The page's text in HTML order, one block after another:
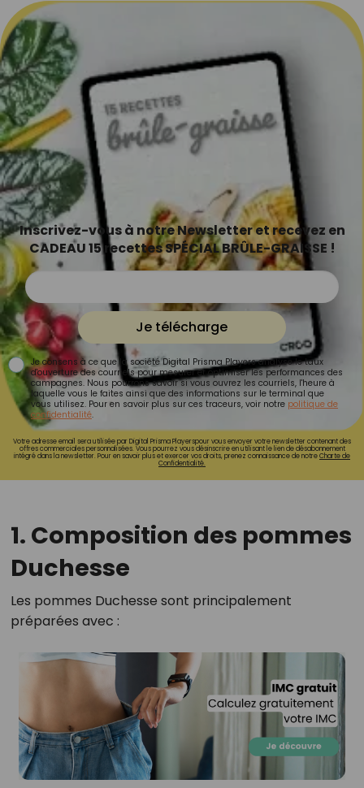
Inscrivez-vous à notre Newsletter et recevez en
CADEAU 15 recettes SPÉCIAL BRÛLE-GRAISSE !
Je télécharge
Je consens à ce que la société Digital Prisma Players analyse le taux
d'ouverture des courriels pour mesurer et optimiser les performances des
campagnes. Nous pourrons savoir si vous ouvrez les courriels, l'heure à
laquelle vous le faites ainsi que des informations sur le terminal que
vous utilisez. Pour en savoir plus sur ces traceurs, voir notre politique de
confidentialité.
Votre adresse email sera utilisée par Digital Prisma Playerspour vous envoyer votre newsletter contenant des
offres commerciales personnalisées. Vous pourrez vous désinscrire en utilisant le lien de désabonnement
intégré dans la newsletter. Pour en savoir plus et exercer vos droits, prenez connaissance de notreCharte de
Confidentialité.
1. Composition des pommes
Duchesse
Les pommes Duchesse sont principalement
préparées avec :